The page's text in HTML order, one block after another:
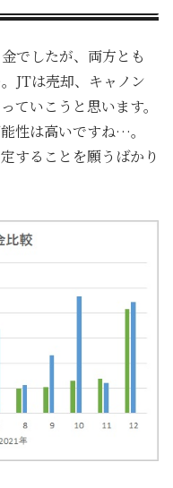
でしたが、両方とも
JTは売却、キャノン
ていこうと思います。
性は高いですね…。
することを願うばかり